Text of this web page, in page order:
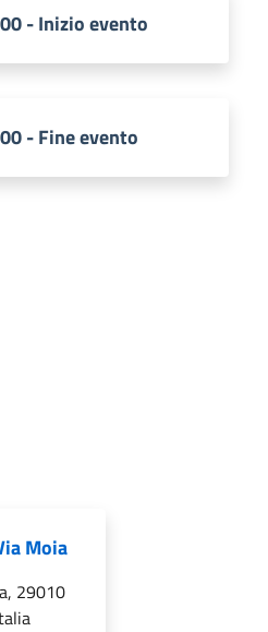
- Inizio evento
- Fine evento
Moia
29010